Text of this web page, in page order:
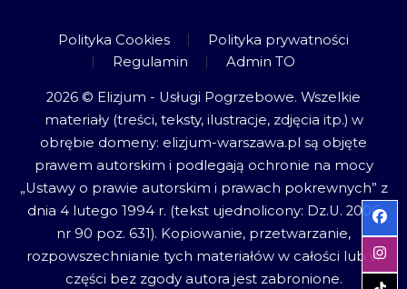
Polityka Cookies
Polityka prywatności
Regulamin
Admin TO
2026 © Elizjum - Usługi Pogrzebowe. Wszelkie
materiały (treści, teksty, ilustracje, zdjęcia itp.) w
obrębie domeny: elizjum-warszawa.pl są objęte
prawem autorskim i podlegają ochronie na mocy
„Ustawy o prawie autorskim i prawach pokrewnych” z
dnia 4 lutego 1994 r. (tekst ujednolicony: Dz.U. 2006
nr 90 poz. 631). Kopiowanie, przetwarzanie,
rozpowszechnianie tych materiałów w całości lub w
części bez zgody autora jest zabronione.